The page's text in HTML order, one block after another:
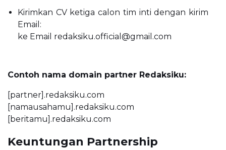
Kirimkan CV ketiga calon tim inti dengan kirim
Email:
ke Email redaksiku.official@gmail.com
Contoh nama domain partner Redaksiku:
[partner].redaksiku.com
[namausahamu].redaksiku.com
[beritamu].redaksiku.com
Keuntungan Partnership